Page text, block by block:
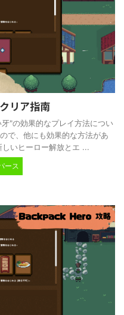
リア指南
"の効果的なプレイ方法につい
で、他にも効果的な方法があ
いヒーロー解放とエ ...
ース